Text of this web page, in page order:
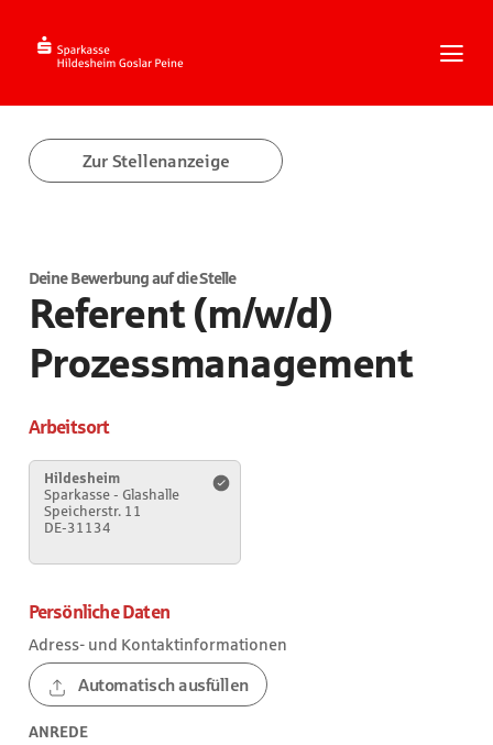
springen
Navigation
Zum
Footer
Zur Stellenanzeige
Deine Bewerbung auf die Stelle
Referent (m/w/d)
Prozessmanagement
Arbeitsort
Hildesheim
Sparkasse - Glashalle
Speicherstr. 11
DE-31134
Persönliche Daten
Adress- und Kontaktinformationen
Automatisch ausfüllen
ANREDE